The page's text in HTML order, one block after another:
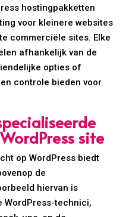
hostingpakketten
voor kleinere websites
commerciële sites. Elke
afhankelijk van de
opties of
controle bieden voor
site
op WordPress biedt
de
hiervan is
WordPress-technici,